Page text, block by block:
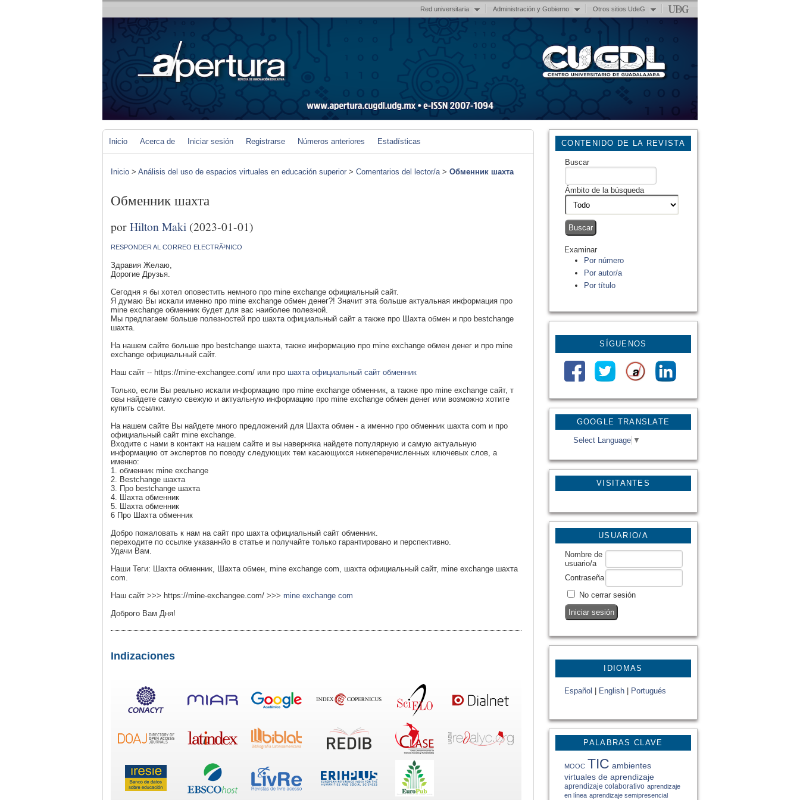
Red universitaria Administración y Gobierno Otros sitios UdeG
GOOGLE TRANSLATE
Select Language ▼
VISITANTES
CONTENIDO DE LA REVISTA
Buscar
Ámbito de la búsqueda
Examinar
Por número
Por autor/a
Por título
SÍGUENOS
USUARIO/A
Nombre de
usuario/a
Contraseña
No cerrar sesión
IDIOMAS
Español English Portugués
PALABRAS CLAVE
MOOC TIC ambientes
virtuales de aprendizaje
aprendizaje colaborativo aprendizaje
en línea aprendizaje semipresencial
Inicio Acerca de Iniciar sesión Registrarse Números anteriores Estadísticas
Inicio > Análisis del uso de espacios virtuales en educación superior > Comentarios del lector/a> Обменник шахта
Обменник шахта
porHilton Maki (2023-01-01)
RESPONDER AL CORREO ELECTRÃ³NICO
Здравия Желаю,
Дорогие Друзья.
Сегодня я бы хотел оповестить немного про mine exchange официальный сайт.
Я думаю Вы искали именно про mine exchange обмен денег?! Значит эта больше актуальная информация про
mine exchange обменник будет для вас наиболее полезной.
Мы предлагаем больше полезностей про шахта официальный сайт а также про Шахта обмен и про bestchange
шахта.
На нашем сайте больше про bestchange шахта, также информацию про mine exchange обмен денег и про mine
exchange официальный сайт.
Наш сайт -- https://mine-exchangee.com/ или про шахта официальный сайт обменник
Только, если Вы реально искали информацию про mine exchange обменник, а также про mine exchange сайт, т
овы найдете самую свежую и актуальную информацию про mine exchange обмен денег или возможно хотите
купить ссылки.
На нашем сайте Вы найдете много предложений для Шахта обмен - а именно про обменник шахта com и про
официальный сайт mine exchange.
Входите с нами в контакт на нашем сайте и вы наверняка найдете популярную и самую актуальную
информацию от экспертов по поводу следующих тем касающихся нижеперечисленных ключевых слов, а
именно:
1. обменник mine exchange
2. Bestchange шахта
3. Про bestchange шахта
4. Шахта обменник
5. Шахта обменник
6 Про Шахта обменник
Добро пожаловать к нам на сайт про шахта официальный сайт обменник.
переходите по ссылке указаннйо в статье и получайте только гарантировано и перспективно.
Удачи Вам.
Наши Теги: Шахта обменник, Шахта обмен, mine exchange com, шахта официальный сайт, mine exchange шахта
com.
Наш сайт >>> https://mine-exchangee.com/ >>> mine exchange com
Доброго Вам Дня!
Indizaciones